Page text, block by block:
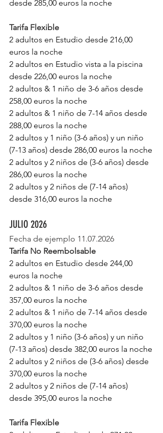
desde 285,00 euros la noche
Tarifa Flexible
2 adultos en Estudio desde 216,00
euros la noche
2 adultos en Estudio vista a la piscina
desde 226,00 euros la noche
2 adultos & 1 niño de 3-6 años desde
258,00 euros la noche
2 adultos & 1 niño de 7-14 años desde
288,00 euros la noche
2 adultos y 1 niño (3-6 años) y un niño
(7-13 años) desde 286,00 euros la noche
2 adultos y 2 niños de (3-6 años) desde
286,00 euros la noche
2 adultos y 2 niños de (7-14 años)
desde 316,00 euros la noche
JULIO 2026
Fecha de ejemplo 11.07.2026
Tarifa No Reembolsable
2 adultos en Estudio desde 244,00
euros la noche
2 adultos & 1 niño de 3-6 años desde
357,00 euros la noche
2 adultos & 1 niño de 7-14 años desde
370,00 euros la noche
2 adultos y 1 niño (3-6 años) y un niño
(7-13 años) desde 382,00 euros la noche
2 adultos y 2 niños de (3-6 años) desde
370,00 euros la noche
2 adultos y 2 niños de (7-14 años)
desde 395,00 euros la noche
Tarifa Flexible